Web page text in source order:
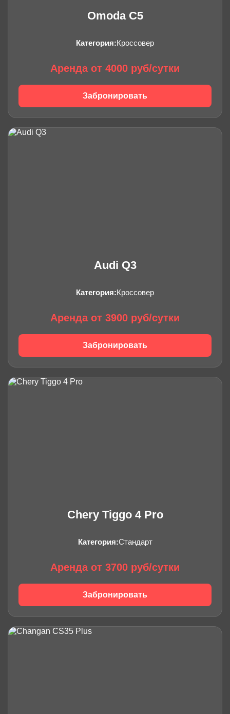
Omoda C5
Категория:Кроссовер
Аренда от 4000 руб/сутки
Забронировать
Audi Q3
Категория:Кроссовер
Аренда от 3900 руб/сутки
Забронировать
Chery Tiggo 4 Pro
Категория:Стандарт
Аренда от 3700 руб/сутки
Забронировать